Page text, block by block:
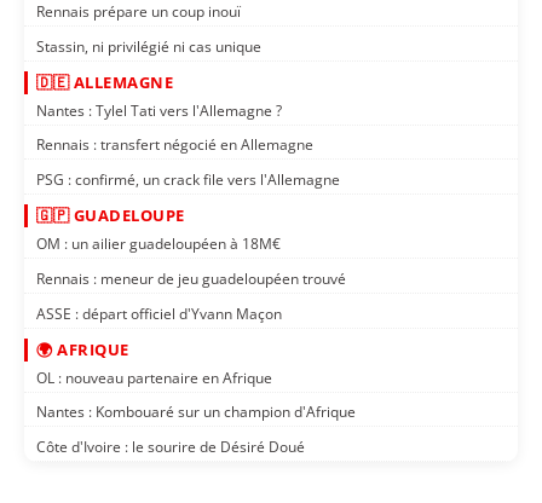
Rennais prépare un coup inouï
Stassin, ni privilégié ni cas unique
🇩🇪 ALLEMAGNE
Nantes : Tylel Tati vers l'Allemagne ?
Rennais : transfert négocié en Allemagne
PSG : confirmé, un crack file vers l'Allemagne
🇬🇵 GUADELOUPE
OM : un ailier guadeloupéen à 18M€
Rennais : meneur de jeu guadeloupéen trouvé
ASSE : départ officiel d'Yvann Maçon
🌍 AFRIQUE
OL : nouveau partenaire en Afrique
Nantes : Kombouaré sur un champion d'Afrique
Côte d'Ivoire : le sourire de Désiré Doué